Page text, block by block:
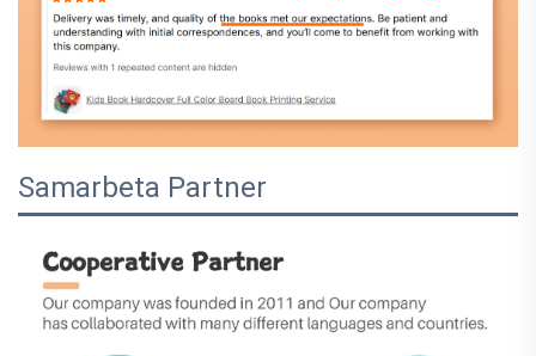
Samarbeta Partner